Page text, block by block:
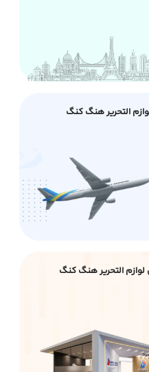
التحریر هنگ کنگ
التحریر هنگ کنگ